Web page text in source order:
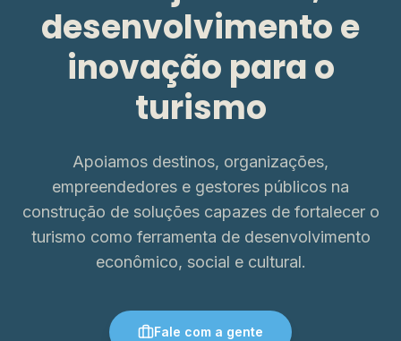
desenvolvimento e
inovação para o
turismo
Apoiamos destinos, organizações,
empreendedores e gestores públicos na
construção de soluções capazes de fortalecer o
turismo como ferramenta de desenvolvimento
econômico, social e cultural.
Fale com a gente